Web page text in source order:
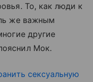
То, как люди к
же важным
другие
Мок.
сексуальную